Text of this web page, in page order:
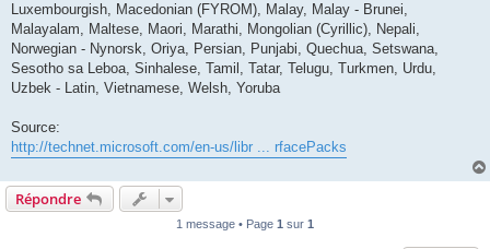
Luxembourgish, Macedonian (FYROM), Malay, Malay - Brunei,
Malayalam, Maltese, Maori, Marathi, Mongolian (Cyrillic), Nepali,
Norwegian - Nynorsk, Oriya, Persian, Punjabi, Quechua, Setswana,
Sesotho sa Leboa, Sinhalese, Tamil, Tatar, Telugu, Turkmen, Urdu,
Uzbek - Latin, Vietnamese, Welsh, Yoruba
Source:
http://technet.microsoft.com/en-us/libr ... rfacePacks
Répondre
1 message • Page 1 sur 1